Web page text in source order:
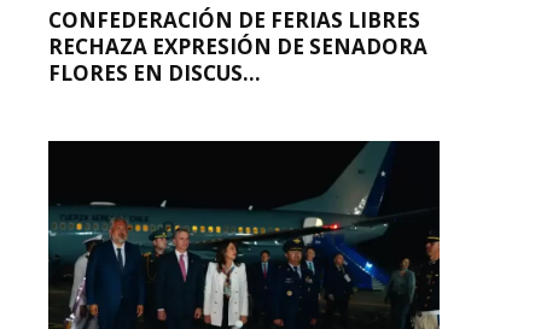
CONFEDERACIÓN DE FERIAS LIBRES
RECHAZA EXPRESIÓN DE SENADORA
FLORES EN DISCUS...